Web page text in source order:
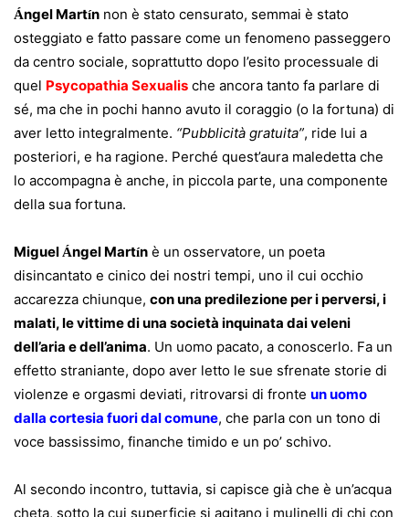
Ángel Martín non è stato censurato, semmai è stato
osteggiato e fatto passare come un fenomeno passeggero
da centro sociale, soprattutto dopo l’esito processuale di
quel Psycopathia Sexualis che ancora tanto fa parlare di
sé, ma che in pochi hanno avuto il coraggio (o la fortuna) di
aver letto integralmente. “Pubblicità gratuita”, ride lui a
posteriori, e ha ragione. Perché quest’aura maledetta che
lo accompagna è anche, in piccola parte, una componente
della sua fortuna.
Miguel Ángel Martín è un osservatore, un poeta
disincantato e cinico dei nostri tempi, uno il cui occhio
accarezza chiunque, con una predilezione per i perversi, i
malati, le vittime di una società inquinata dai veleni
dell’aria e dell’anima. Un uomo pacato, a conoscerlo. Fa un
effetto straniante, dopo aver letto le sue sfrenate storie di
violenze e orgasmi deviati, ritrovarsi di fronte un uomo
dalla cortesia fuori dal comune, che parla con un tono di
voce bassissimo, finanche timido e un po’ schivo.
Al secondo incontro, tuttavia, si capisce già che è un’acqua
cheta, sotto la cui superficie si agitano i mulinelli di chi con